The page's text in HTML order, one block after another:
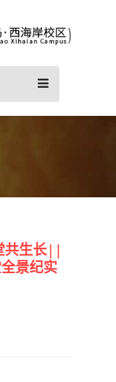
共生长||
景纪实